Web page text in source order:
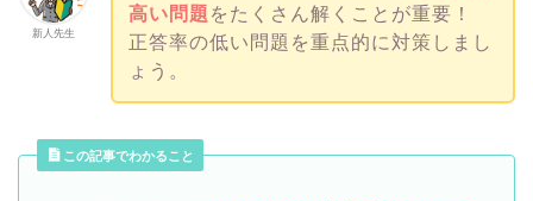
新人先生
高い問題 をたくさん解くことが重要！
正答率の低い問題を重点的に対策しまし
ょう。
この記事でわかること